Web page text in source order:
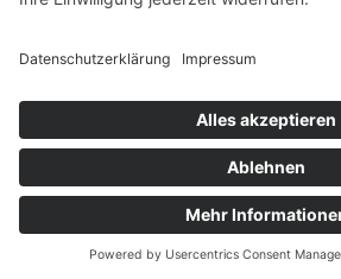
vorpommerncloud ist eine Marke
msisdesign. GmbH & Co. KGAlte
17392 BoldekowDeutschland
Jetzt mehr erfahren:
Wir bieten flexible, sichere und